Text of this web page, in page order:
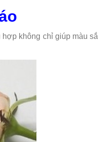
không chỉ giúp màu